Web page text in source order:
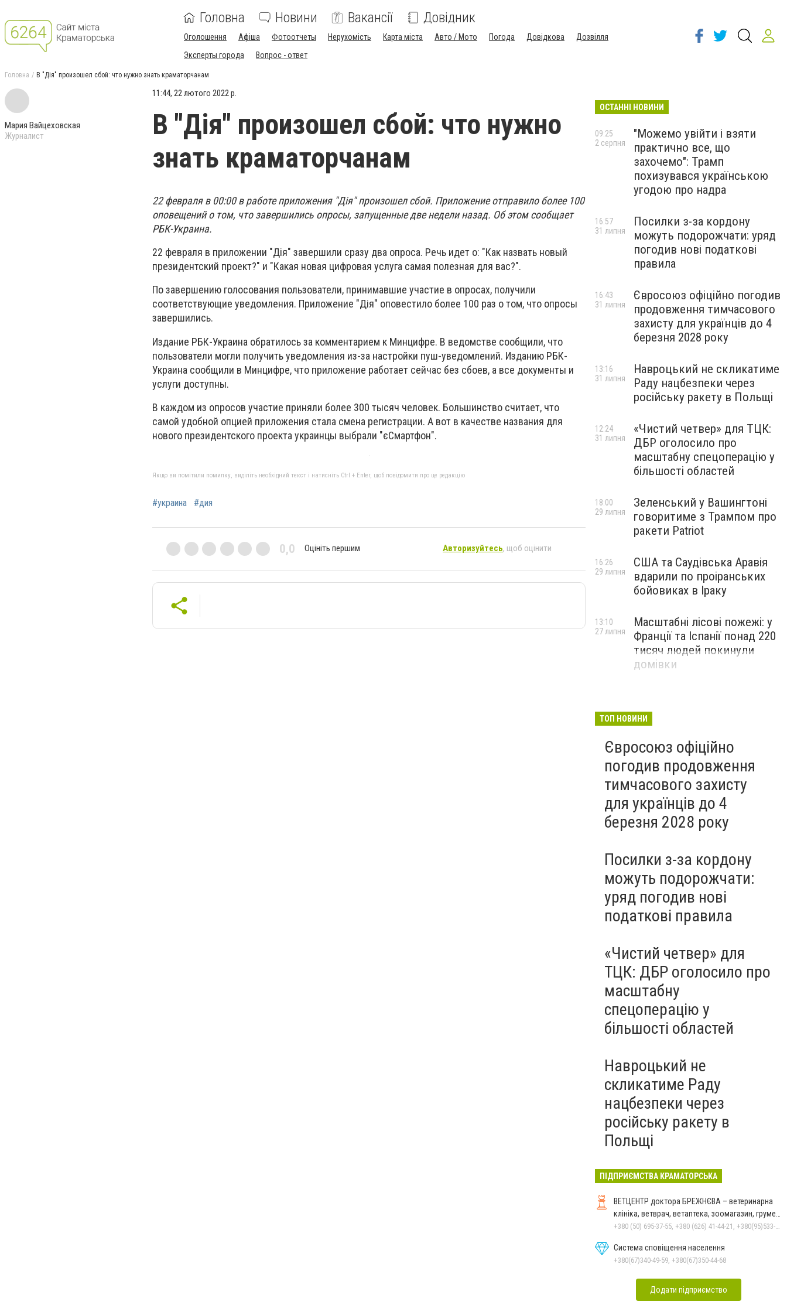
Головна Новини Вакансії Довідник
Оголошення Афіша Фотоотчеты Нерухомість Карта міста Авто / Мото Погода Довідкова
Дозвілля
Эксперты города
Вопрос - ответ
Головна В "Дія" произошел сбой: что нужно знать краматорчанам
Мария Вайцеховская
Журналист
11:44, 22 лютого 2022 р.
В "Дія" произошел сбой: что нужно
знать краматорчанам
22 февраля в 00:00 в работе приложения "Дія" произошел сбой. Приложение отправило более 100
оповещений о том, что завершились опросы, запущенные две недели назад. Об этом сообщает
РБК-Украина.
22 февраля в приложении "Дія" завершили сразу два опроса. Речь идет о: "Как назвать новый
президентский проект?" и "Какая новая цифровая услуга самая полезная для вас?".
По завершению голосования пользователи, принимавшие участие в опросах, получили
соответствующие уведомления. Приложение "Дія" оповестило более 100 раз о том, что опросы
завершились.
Издание РБК-Украина обратилось за комментарием к Минцифре. В ведомстве сообщили, что
пользователи могли получить уведомления из-за настройки пуш-уведомлений. Изданию РБК-
Украина сообщили в Минцифре, что приложение работает сейчас без сбоев, а все документы и
услуги доступны.
В каждом из опросов участие приняли более 300 тысяч человек. Большинство считает, что
самой удобной опцией приложения стала смена регистрации. А вот в качестве названия для
нового президентского проекта украинцы выбрали "єСмартфон".
Якщо ви помітили помилку, виділіть необхідний текст і натисніть Ctrl + Enter, щоб повідомити про це редакцію
#украина #дия
0,0 Оцініть першим Авторизуйтесь, щоб оцінити
ОСТАННІ НОВИНИ
"Можемо увійти і взяти
практично все, що
захочемо": Трамп
похизувався українською
угодою про надра
09:25
2 серпня
Посилки з-за кордону
можуть подорожчати: уряд
погодив нові податкові
правила
16:57
31 липня
Євросоюз офіційно погодив
продовження тимчасового
захисту для українців до 4
березня 2028 року
16:43
31 липня
Навроцький не скликатиме
Раду нацбезпеки через
російську ракету в Польщі
13:16
31 липня
«Чистий четвер» для ТЦК:
ДБР оголосило про
масштабну спецоперацію у
більшості областей
12:24
31 липня
Зеленський у Вашингтоні
говоритиме з Трампом про
ракети Patriot
18:00
29 липня
США та Саудівська Аравія
вдарили по проіранських
бойовиках в Іраку
16:26
29 липня
Масштабні лісові пожежі: у
Франції та Іспанії понад 220
тисяч людей покинули
домівки
13:10
27 липня
ТОП НОВИНИ
Євросоюз офіційно
погодив продовження
тимчасового захисту
для українців до 4
березня 2028 року
Посилки з-за кордону
можуть подорожчати:
уряд погодив нові
податкові правила
«Чистий четвер» для
ТЦК: ДБР оголосило про
масштабну
спецоперацію у
більшості областей
Навроцький не
скликатиме Раду
нацбезпеки через
російську ракету в
Польщі
ПІДПРИЄМСТВА КРАМАТОРСЬКА
ВЕТЦЕНТР доктора БРЕЖНЄВА – ветеринарна
клініка, ветврач, ветаптека, зоомагазин, грумер,
стрижки.
+380 (50) 695-37-55, +380 (626) 41-44-21, +380(95)533-90-03
Система сповіщення населення
+380(67)340-49-59, +380(67)350-44-68
Додати підприємство